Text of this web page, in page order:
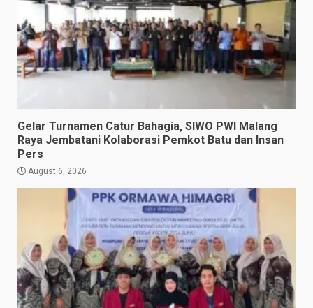
Gelar Turnamen Catur Bahagia, SIWO PWI Malang
Raya Jembatani Kolaborasi Pemkot Batu dan Insan
Pers
August 6, 2026